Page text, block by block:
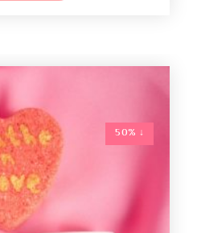
↓ 50%